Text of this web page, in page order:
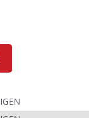
IGEN